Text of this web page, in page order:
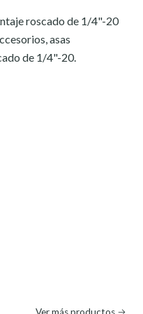
roscado de 1/4"-20
asas
de 1/4"-20.